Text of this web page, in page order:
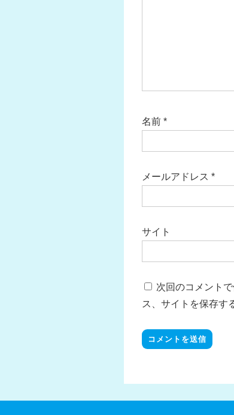
名前 *
メールアドレス *
サイト
次回のコメント
ス、サイトを保存す